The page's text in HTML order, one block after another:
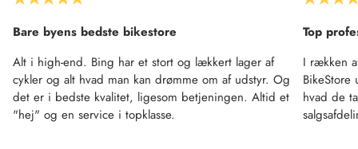
Bare byens bedste bikestore
Alt i high-end. Bing har et stort og lækkert lager af
cykler og alt hvad man kan drømme om af udstyr. Og
det er i bedste kvalitet, ligesom betjeningen. Altid et
"hej" og en service i topklasse.
Top
I rækken
hvad de